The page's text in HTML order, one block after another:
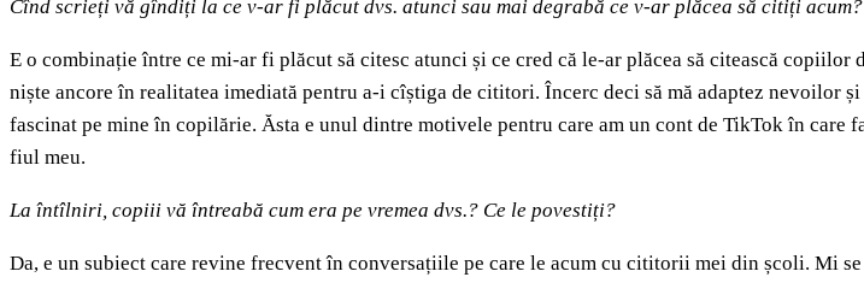
Cînd scrieți vă gîndiți la ce v-ar fi plăcut dvs. atunci sau mai degrabă ce v-ar plăcea să citiți acum?
E o combinație între ce mi-ar fi plăcut să citesc atunci și ce cred că le-ar plăcea să citească
niște ancore în realitatea imediată pentru a-i cîștiga de cititori. Încerc deci să mă adaptez nevoilor
fascinat pe mine în copilărie. Ăsta e unul dintre motivele pentru care am un cont de TikTok în
fiul meu.
La întîlniri, copiii vă întreabă cum era pe vremea dvs.? Ce le povestiți?
Da, e un subiect care revine frecvent în conversațiile pe care le acum cu cititorii mei din școli. Mi